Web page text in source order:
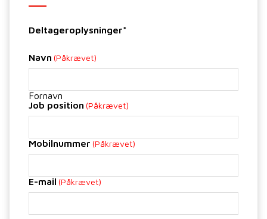
Deltageroplysninger*
Navn (Påkrævet)
Fornavn
Job position (Påkrævet)
Mobilnummer (Påkrævet)
E-mail (Påkrævet)